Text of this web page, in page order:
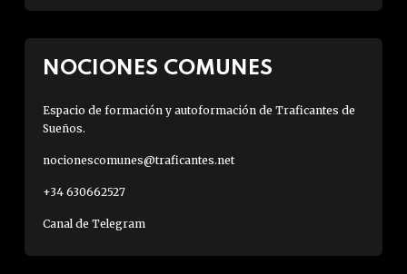
NOCIONES COMUNES
Espacio de formación y autoformación de Traficantes de
Sueños.
nocionescomunes@traficantes.net
+34 630662527
Canal de Telegram